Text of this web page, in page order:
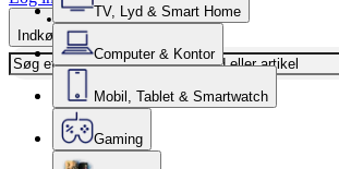
Indkøbskurv
TV, Lyd & Smart Home
Computer & Kontor
Mobil, Tablet & Smartwatch
Gaming